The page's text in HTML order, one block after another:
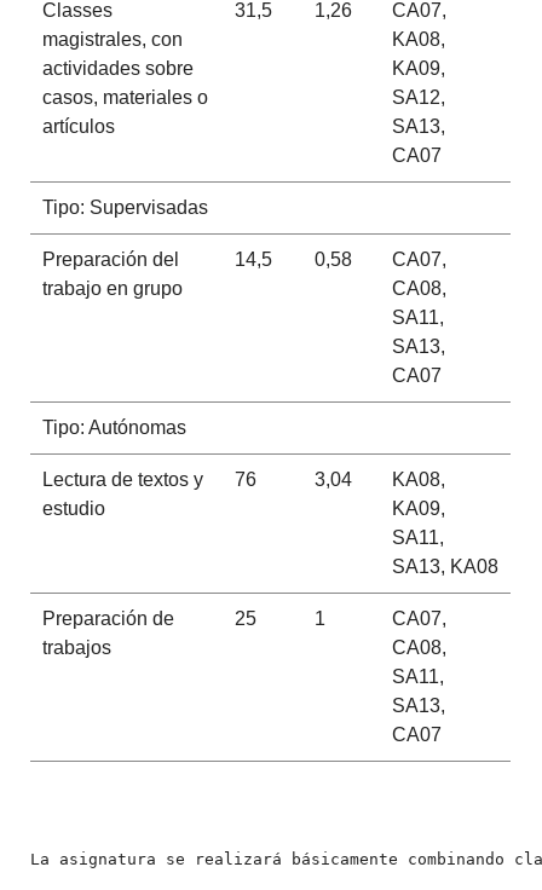
Classes
magistrales, con
actividades sobre
casos, materiales o
artículos
31,5 1,26
CA07,
KA08,
KA09,
SA12,
SA13,
CA07
Tipo: Supervisadas
Preparación del
trabajo en grupo
14,5 0,58
CA07,
CA08,
SA11,
SA13,
CA07
Tipo: Autónomas
Lectura de textos y
estudio
76 3,04
KA08,
KA09,
SA11,
SA13, KA08
Preparación de
trabajos
25 1
CA07,
CA08,
SA11,
SA13,
CA07
La asignatura se realizará básicamente